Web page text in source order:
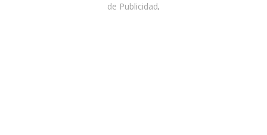
de Publicidad.